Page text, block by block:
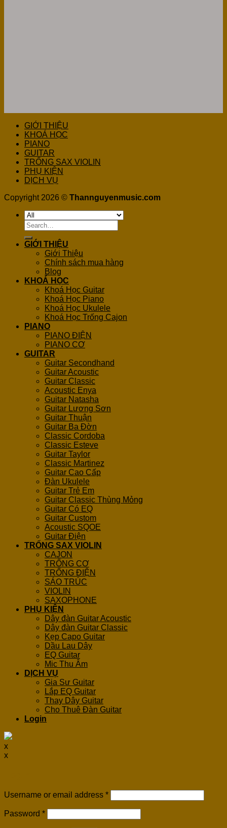
GIỚI THIỆU
KHOÁ HỌC
PIANO
GUITAR
TRỐNG SAX VIOLIN
PHỤ KIỆN
DỊCH VỤ
Copyright 2026 © Thannguyenmusic.com
Search
for:
GIỚI THIỆU
Giới Thiệu
Chính sách mua hàng
Blog
KHOÁ HỌC
Khoá Học Guitar
Khoá Học Piano
Khoá Học Ukulele
Khoá Học Trống Cajon
PIANO
PIANO ĐIỆN
PIANO CƠ
GUITAR
Guitar Secondhand
Guitar Acoustic
Guitar Classic
Acoustic Enya
Guitar Natasha
Guitar Lương Sơn
Guitar Thuận
Guitar Ba Đờn
Classic Cordoba
Classic Esteve
Guitar Taylor
Classic Martinez
Guitar Cao Cấp
Đàn Ukulele
Guitar Trẻ Em
Guitar Classic Thùng Mỏng
Guitar Có EQ
Guitar Custom
Acoustic SQOE
Guitar Điện
TRỐNG SAX VIOLIN
CAJON
TRỐNG CƠ
TRỐNG ĐIỆN
SÁO TRÚC
VIOLIN
SAXOPHONE
PHỤ KIỆN
Dây đàn Guitar Acoustic
Dây đàn Guitar Classic
Kẹp Capo Guitar
Dầu Lau Dây
EQ Guitar
Mic Thu Âm
DỊCH VỤ
Gia Sư Guitar
Lắp EQ Guitar
Thay Dây Guitar
Cho Thuê Đàn Guitar
Login
x
x
Username or email address *
Password *